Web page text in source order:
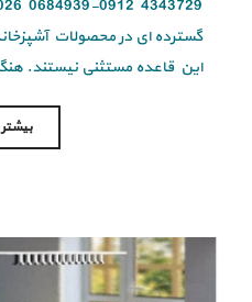
گسترده ای در محصولات
این قاعده مستثنی نیستند.